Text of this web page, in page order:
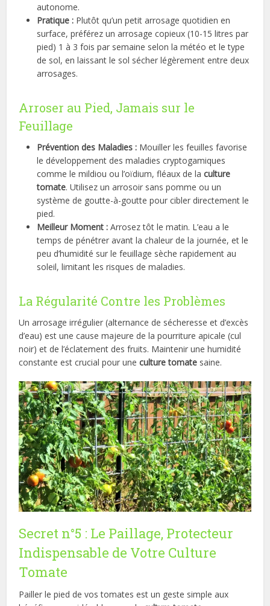
autonome.
Pratique : Plutôt qu’un petit arrosage quotidien en
surface, préférez un arrosage copieux (10-15 litres par
pied) 1 à 3 fois par semaine selon la météo et le type
de sol, en laissant le sol sécher légèrement entre deux
arrosages.
Arroser au Pied, Jamais sur le
Feuillage
Prévention des Maladies : Mouiller les feuilles favorise
le développement des maladies cryptogamiques
comme le mildiou ou l’oïdium, fléaux de laculture
tomate. Utilisez un arrosoir sans pomme ou un
système de goutte-à-goutte pour cibler directement le
pied.
Meilleur Moment : Arrosez tôt le matin. L’eau a le
temps de pénétrer avant la chaleur de la journée, et le
peu d’humidité sur le feuillage sèche rapidement au
soleil, limitant les risques de maladies.
La Régularité Contre les Problèmes
Un arrosage irrégulier (alternance de sécheresse et d’excès
d’eau) est une cause majeure de la pourriture apicale (cul
noir) et de l’éclatement des fruits. Maintenir une humidité
constante est crucial pour uneculture tomate saine.
Secret n°5 : Le Paillage, Protecteur
Indispensable de Votre Culture
Tomate
Pailler le pied de vos tomates est un geste simple aux